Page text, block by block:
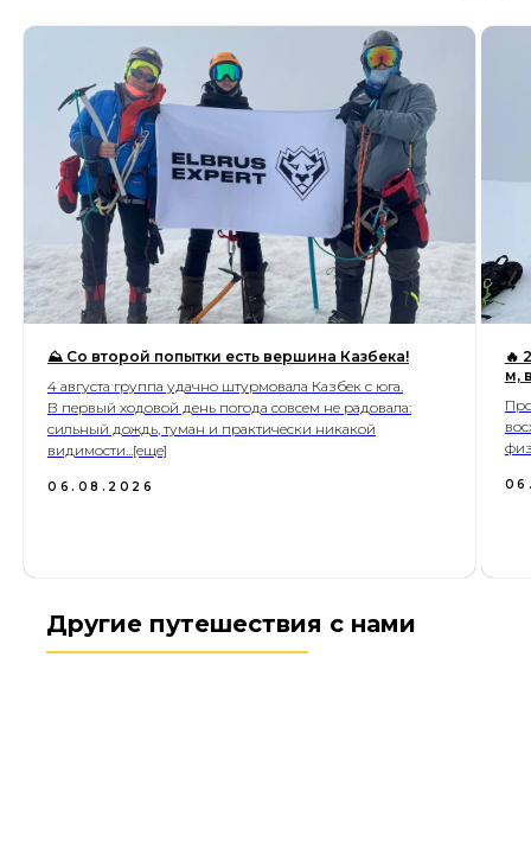
⛰ Со второй попытки есть вершина Казбека!
4 августа группа удачно штурмовала Казбек с юга.
В первый ходовой день погода совсем не радовала:
сильный дождь, туман и практически никакой
видимости...[еще]
06.08.2026
🔥
м,
Другие путешествия с нами